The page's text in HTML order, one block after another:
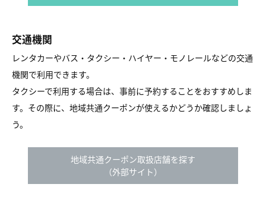
交通機関
レンタカーやバス・タクシー・ハイヤー・モノレールなどの交通
機関で利用できます。
タクシーで利用する場合は、事前に予約することをおすすめしま
す。その際に、地域共通クーポンが使えるかどうか確認しましょ
う。
地域共通クーポン取扱店舗を探す
（外部サイト）